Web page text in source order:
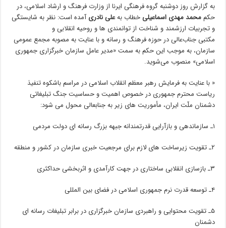
به گزارش روز دوشنبه گروه فرهنگی ایرنا از وزارت فرهنگ و ارشاد اسلامی، در
حکممحمد مهدی اسماعیلیخطاب بهعلی نادریآمده است: نظر به شایستگی
و تجربیات ارزشمند و شناخت از توانمندی ها و روحیه انقلابی و
مکتبی جناب‌عالی در حوزه فرهنگ و رسانه و با عنایت به مصوبه مجمع عمومی
سازمان، به موجب این حکم به سمت «مدیر عامل سازمان خبرگزاری جمهوری
اسلامی» منصوب می‌شوید.
« با عنایت به فرمایش رهبر معظم انقلاب اسلامی در مراسم باشکوه تنفیذ
ریاست محترم جمهوری در خصوص اهمیت و حساسیت جنگ تبلیغاتی
دشمنان ملّت ایران، مأموریت­ های زیر به جناب­عالی محول می­ شود:
۱ـ سازماندهی و بازآرایی قدرتمندانه جبهه بزرگ رسانه­ ای دولت مردمی
۲ـ تقویت زیرساخت­ های لازم برای مرجعیت خبری سازمان در کشور و منطقه
۳ـ بازسازی انقلابی ساختاری در جهت کارآمدی و اثربخشی حداکثری
۴ـ توسعه قدرت نرم جمهوری اسلامی در فضای بین­ المللی
۵ـ تقویت محتوایی و راهبردی سازمان خبرگزاری در برابر تبلیغات رسانه­ ای
دشمنان